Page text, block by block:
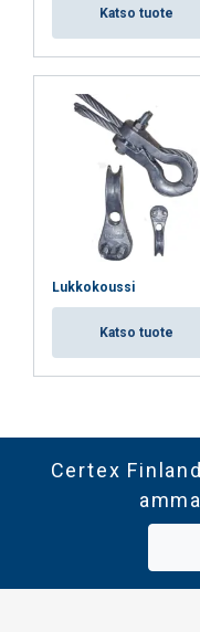
Katso tuote
Lukkokoussi
Katso tuote
Certex